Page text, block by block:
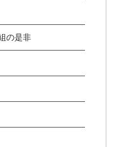
の是非